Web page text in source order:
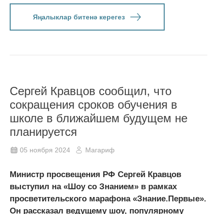
Яңалыклар битенә керегез
Сергей Кравцов сообщил, что
сокращения сроков обучения в
школе в ближайшем будущем не
планируется
05 ноября 2024 Магариф
Министр просвещения РФ Сергей Кравцов
выступил на «Шоу со Знанием» в рамках
просветительского марафона «Знание.Первые».
Он рассказал ведущему шоу, популярному